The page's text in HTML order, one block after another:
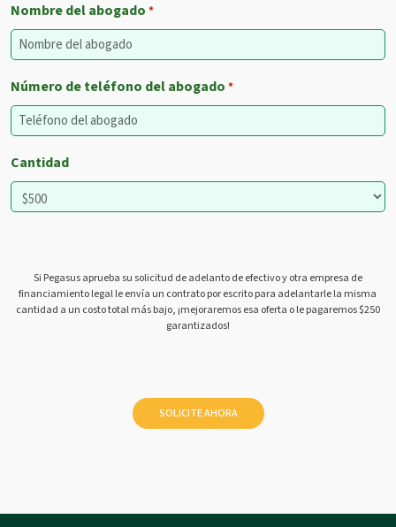
Nombre del abogado *
Número de teléfono del abogado *
Cantidad
Si Pegasus aprueba su solicitud de adelanto de efectivo y otra empresa de
financiamiento legal le envía un contrato por escrito para adelantarle la misma
cantidad a un costo total más bajo, ¡mejoraremos esa oferta o le pagaremos $250
garantizados!